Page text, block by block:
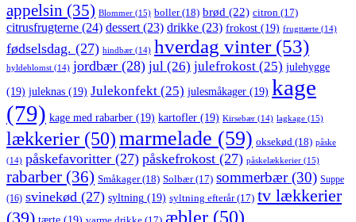
appelsin (35) Blommer (15) boller(18) brød (22) citron (17)
citrusfrugterne (24) dessert (23) drikke (23) frokost (19) frugttærte (14)
fødselsdag. (27) hindbær (14) hverdag vinter(53)
hyldeblomst (14) jordbær (28) jul (26) julefrokost (25) julehygge
(19) juleknas (19) Julekonfekt (25) julesmåkager (19) kage
(79) kage med rabarber (19) kartofler (19) Kirsebær (14) lagkage (15)
lækkerier (50)marmelade (59) oksekød (18) påske
(14) påskefavoritter (27) påskefrokost (27) påskelækkerier (15)
rabarber (36) Småkager(18) Solbær(17) sommerbær(30) Suppe
(16) svinekød (27) syltning (19) syltning efterår(17) tv lækkerier
(39)
æbler (50)